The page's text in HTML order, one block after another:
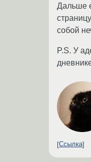
Дальше
собой
P.S. У
Ссылка